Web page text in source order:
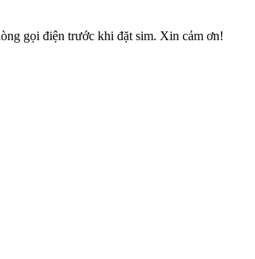
gọi điện trước khi đặt sim. Xin cảm ơn!